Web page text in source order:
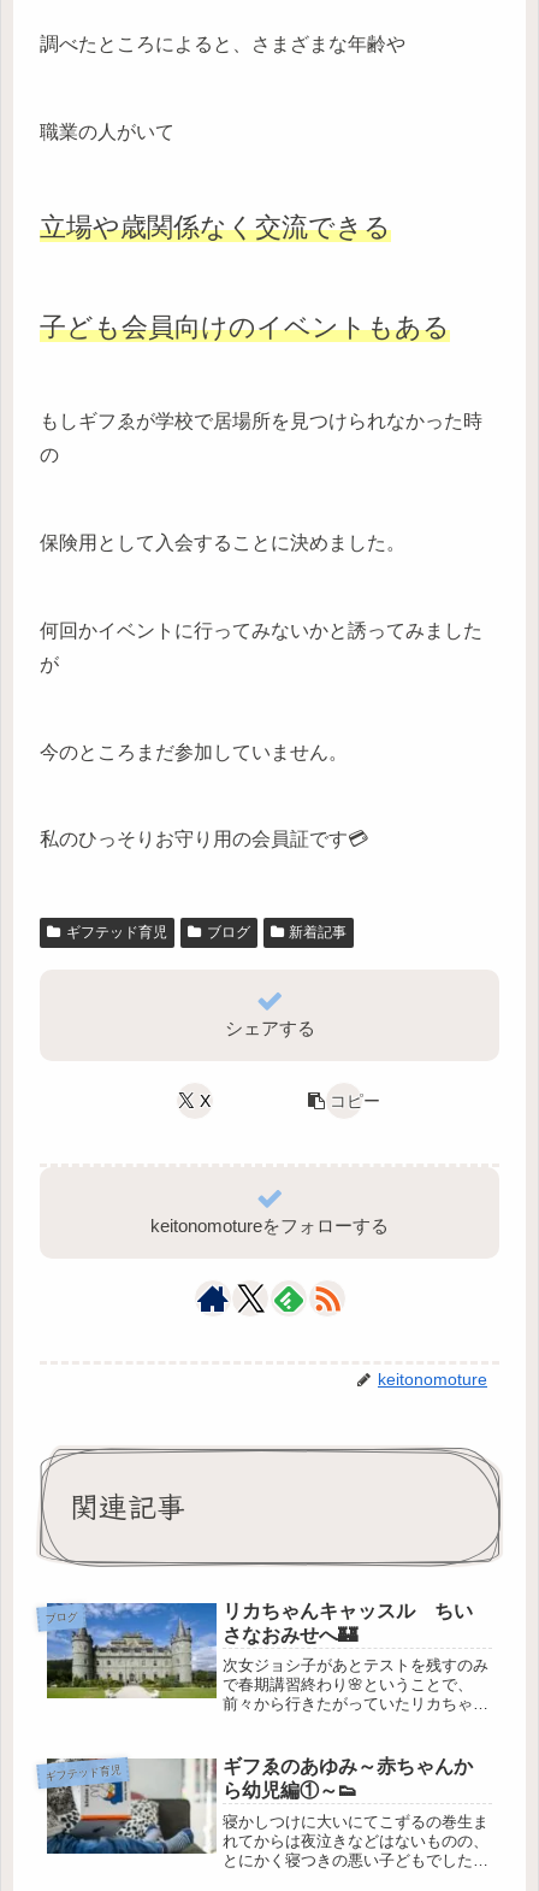
調べたところによると、さまざまな年齢や
職業の人がいて
立場や歳関係なく交流できる
子ども会員向けのイベントもある
もしギフゑが学校で居場所を見つけられなかった時
の
保険用として入会することに決めました。
何回かイベントに行ってみないかと誘ってみました
が
今のところまだ参加していません。
私のひっそりお守り用の会員証です💳
ギフテッド育児 ブログ 新着記事
シェアする
X コピー
keitonomotureをフォローする
keitonomoture
関連記事
ブログ
リカちゃんキャッスル ちい
さなおみせへ🏰
次女ジョシ子があとテストを残すのみ
で春期講習終わり🌸ということで、
前々から行きたがっていたリカちゃん
ってほしいところですがドールなだけ
に人形町にあります💁‍♀️扉からしてか...
ギフテッド育児
ギフゑのあゆみ～赤ちゃんか
ら幼児編①～👟
寝かしつけに大いにてこずるの巻生ま
れてからは夜泣きなどはないものの、
とにかく寝つきの悪い子どもでした!